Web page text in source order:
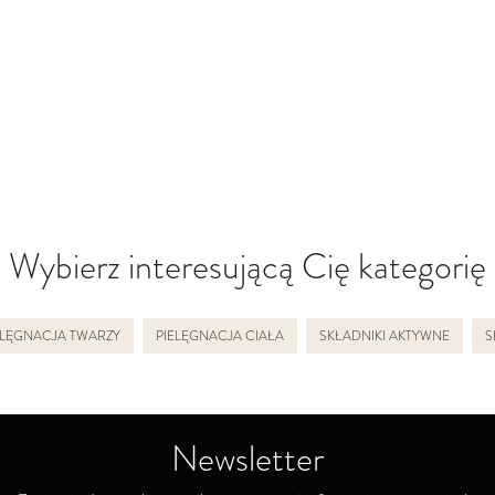
Wybierz interesującą Cię kategorię
TWARZY PIELĘGNACJA CIAŁA SKŁADNIKI AKTYWNE
Newsletter